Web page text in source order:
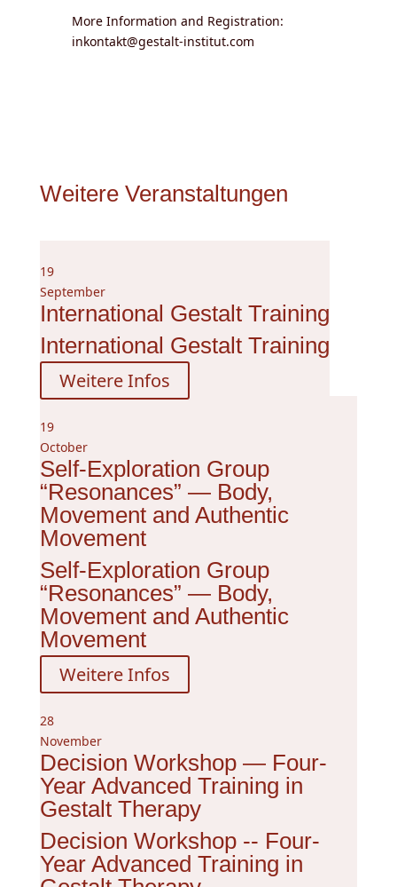
More Information and Registration:
inkontakt@gestalt-institut.com
Weitere Veranstaltungen
19
September
International Gestalt Training
International Gestalt Training
Weitere Infos
19
October
Self-Exploration Group
“Resonances” — Body,
Movement and Authentic
Movement
Self-Exploration Group
“Resonances” — Body,
Movement and Authentic
Movement
Weitere Infos
28
November
Decision Workshop — Four-
Year Advanced Training in
Gestalt Therapy
Decision Workshop -- Four-
Year Advanced Training in